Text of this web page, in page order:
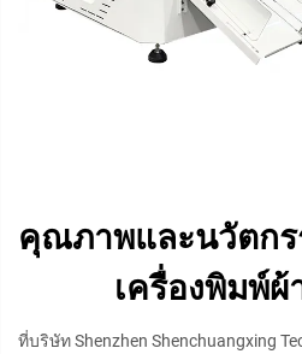
คุณภาพและนวัตก
เครื่องพิมพ์ผ้
ที่บริษัท Shenzhen Shenchuangxing